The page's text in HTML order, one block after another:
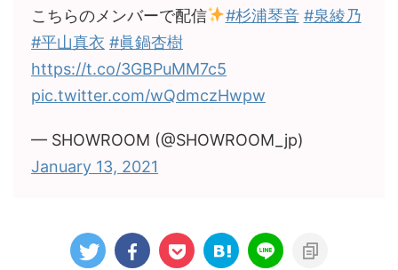
こちらのメンバーで配信
#杉浦琴音 #泉綾乃
#平山真衣 #眞鍋杏樹
https://t.co/3GBPuMM7c5
pic.twitter.com/wQdmczHwpw
— SHOWROOM (@SHOWROOM_jp)
January 13, 2021